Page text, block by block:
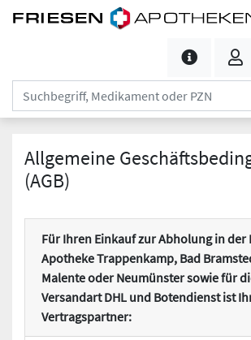
Allgemeine
(AGB)
Für Ihren Einkauf zur Abholung in der
Apotheke Trappenkamp, Bad
Malente oder Neumünster sowie für
Versandart DHL und Botendienst ist
Vertragspartner: